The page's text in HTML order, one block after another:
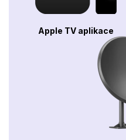
Apple TV aplikace